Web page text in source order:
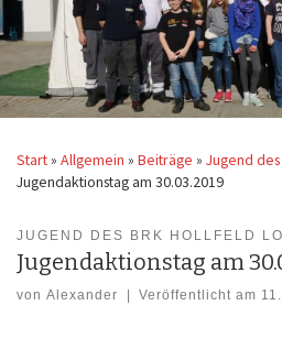
Start» Allgemein » Beiträge » Jugend
Jugendaktionstag am 30.03.2019
JUGEND DES BRK HOLLFELD
Jugendaktionstag am
von Alexander Veröffentlicht am